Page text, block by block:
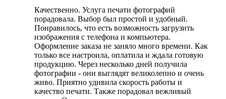
Качественно. Услуга печати фотографий
порадовала. Выбор был простой и удобный.
Понравилось, что есть возможность загрузить
изображения с телефона и компьютера.
Оформление заказа не заняло много времени. Как
только все настроила, оплатила и ждала готовую
продукцию. Через несколько дней получила
фотографии - они выглядят великолепно и очень
живо. Приятно удивила скорость работы и
качество печати. Также порадовал вежливый